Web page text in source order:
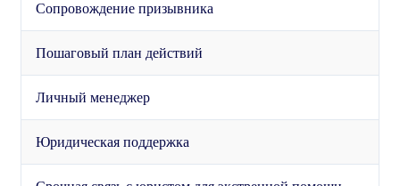
Сопровождение призывника
Пошаговый план действий
Личный менеджер
Юридическая поддержка